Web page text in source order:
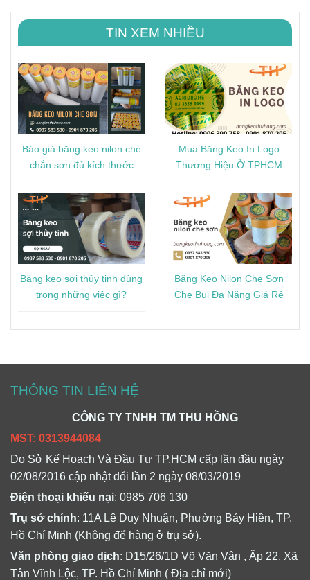
TIN XEM NHIỀU
Báo giá băng keo nilon che
chắn sơn đủ kích thước
Mua Băng Keo In Logo
Thương Hiệu Ở TPHCM
Băng keo sợi thủy tinh dùng
trong những việc gì?
Băng Keo Nilon Che Sơn
Che Bụi Đa Năng Giá Rẻ
THÔNG TIN LIÊN HỆ
CÔNG TY TNHH TM THU HỒNG
MST: 0313944084
Do Sở Kế Hoạch Và Đầu Tư TP.HCM cấp lần đầu ngày
02/08/2016 cập nhật đổi lần 2 ngày 08/03/2019
Điện thoại khiếu nại: 0985 706 130
Trụ sở chính: 11A Lê Duy Nhuận, Phường Bảy Hiền, TP.
Hồ Chí Minh (Không để hàng ở trụ sở).
Văn phòng giao dịch: D15/26/1D Võ Văn Vân , Ấp 22, Xã
Tân Vĩnh Lộc, TP. Hồ Chí Minh ( Địa chỉ mới)